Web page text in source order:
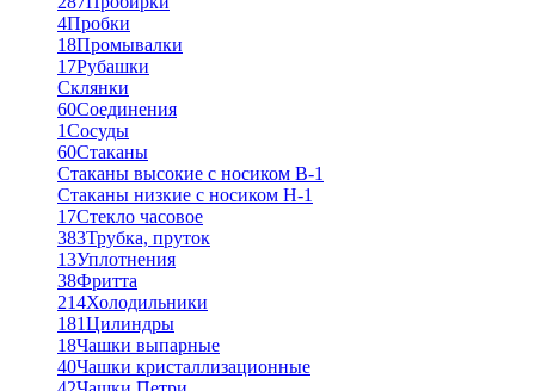
4Пробки
18Промывалки
17Рубашки
Склянки
60Соединения
1Сосуды
60Стаканы
Стаканы высокие с носиком В-1
Стаканы низкие с носиком Н-1
17Стекло часовое
383Трубка, пруток
13Уплотнения
38Фритта
214Холодильники
181Цилиндры
18Чашки выпарные
40Чашки кристаллизационные